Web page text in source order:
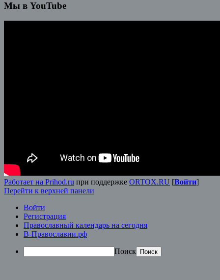
Мы в YouTube
Работает на Prihod.ru при поддержке ORTOX.RU [Войти]
Перейти к верхней панели
Войти
Регистрация
Православный календарь на сегодня
В-Православии.рф
Поиск